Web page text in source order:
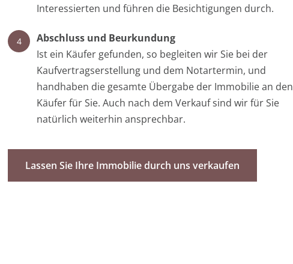
Interessierten und führen die Besichtigungen durch.
4
Abschluss und Beurkundung
Ist ein Käufer gefunden, so begleiten wir Sie bei der
Kaufvertragserstellung und dem Notartermin, und
handhaben die gesamte Übergabe der Immobilie an den
Käufer für Sie. Auch nach dem Verkauf sind wir für Sie
natürlich weiterhin ansprechbar.
Lassen Sie Ihre Immobilie durch uns verkaufen